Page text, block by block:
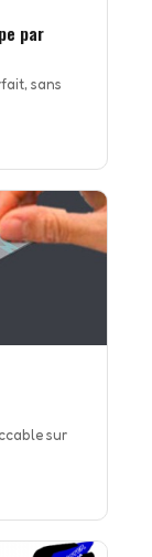
par
sans
sur